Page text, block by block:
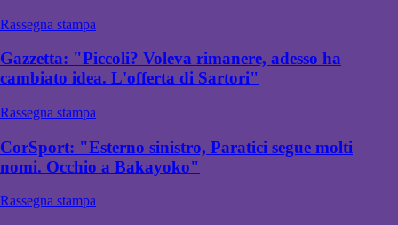
Rassegna stampa
Gazzetta: "Piccoli? Voleva rimanere, adesso ha
cambiato idea. L'offerta di Sartori"
Rassegna stampa
CorSport: "Esterno sinistro, Paratici segue molti
nomi. Occhio a Bakayoko"
Rassegna stampa